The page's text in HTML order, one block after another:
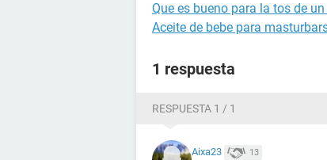
Que es bueno para la tos de un
Aceite de bebe para
1 respuesta
RESPUESTA 1 / 1
Aixa23 13